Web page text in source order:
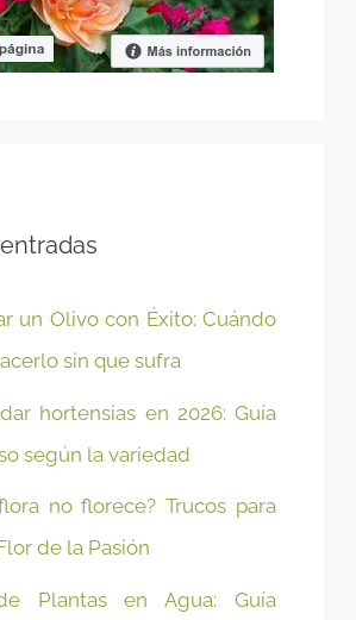
un Olivo con Éxito: Cuándo
sin que sufra
hortensias en 2026: Guía
según la variedad
no florece? Trucos para
de la Pasión
Plantas en Agua: Guía